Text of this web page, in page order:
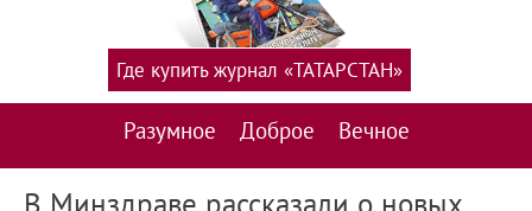
Разумное Доброе Вечное
Где купить журнал «ТАТАРСТАН»
В Минздраве рассказали о новых